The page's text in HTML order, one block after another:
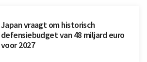
Japan vraagt om historisch
defensiebudget van 48 miljard euro
voor 2027